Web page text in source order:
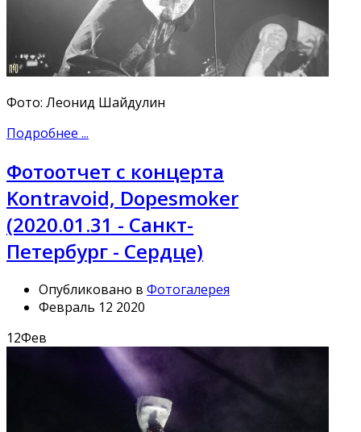
Фото: Леонид Шайдулин
Подробнее ...
Фотоотчет с концерта
Kontravoid, Dopesmoker
(2020.01.31 - Санкт-
Петербург - Сердце)
Опубликовано в Фотогалерея
Февраль 12 2020
12Фев